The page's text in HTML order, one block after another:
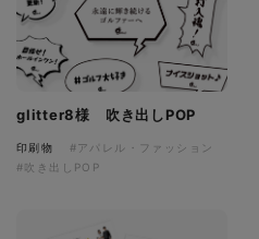
glitter8様 吹き出しPOP
印刷物
#アパレル・ファッション
#吹き出しPOP